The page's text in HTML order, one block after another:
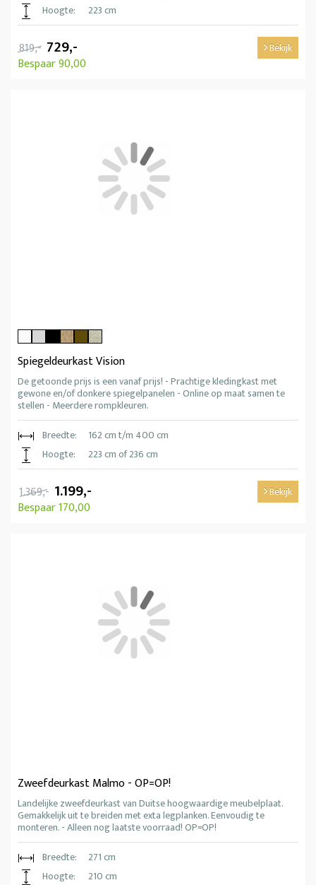
Hoogte:
223 cm
819,- 729,-
Bespaar 90,00
Bekijk
Spiegeldeurkast Vision
De getoonde prijs is een vanaf prijs! - Prachtige kledingkast met
gewone en/of donkere spiegelpanelen - Online op maat samen te
stellen - Meerdere rompkleuren.
Breedte:
162 cm t/m 400 cm
Hoogte:
223 cm of 236 cm
1.369,- 1.199,-
Bespaar 170,00
Bekijk
Zweefdeurkast Malmo - OP=OP!
Landelijke zweefdeurkast van Duitse hoogwaardige meubelplaat.
Gemakkelijk uit te breiden met exta legplanken. Eenvoudig te
monteren. - Alleen nog laatste voorraad! OP=OP!
Breedte:
271 cm
Hoogte:
210 cm